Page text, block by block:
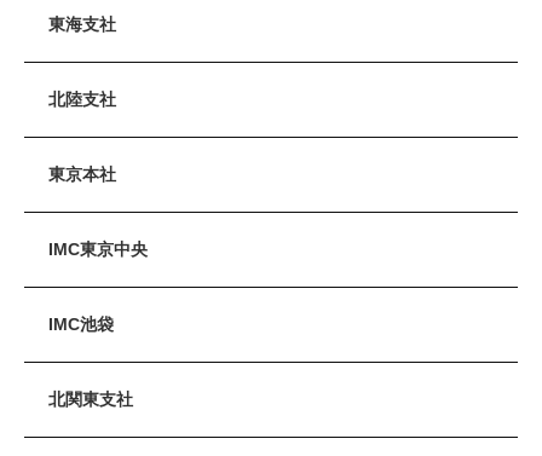
東海支社
北陸支社
東京本社
IMC東京中央
IMC池袋
北関東支社